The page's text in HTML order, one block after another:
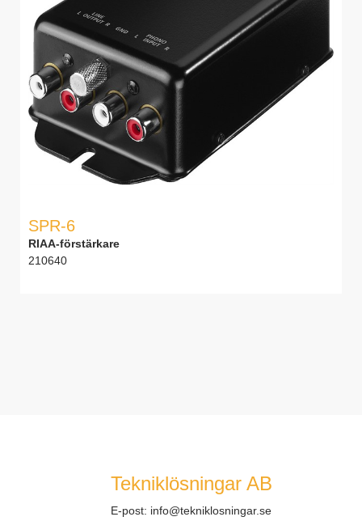
SPR-6
RIAA-förstärkare
210640
Tekniklösningar AB
E-post: info@tekniklosningar.se